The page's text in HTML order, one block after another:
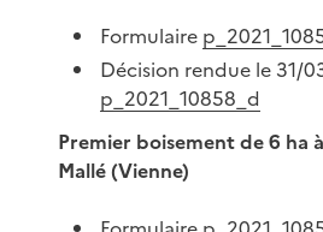
Formulaire
Décision rendue le 31/
p_2021_10858_d
Premier boisement de 6 ha
Mallé (Vienne)